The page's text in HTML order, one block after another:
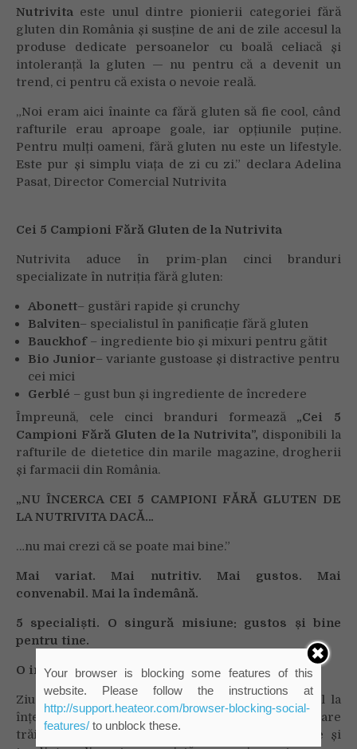
Nutrivita este unul dintre pionierii categoriei fără
gluten din România și susține de ani de zile accesul la
produse dedicate persoanelor cu boală celiacă și
intoleranță la gluten — nu pentru că a devenit un
trend, ci pentru că exista o nevoie reală.
„Noi eram aici înainte ca fără gluten să fie cool, când
rafturile erau aproape goale, iar opțiunile puține.
Pentru mulți oameni, fără gluten nu este un lifestyle.
Este pur și simplu viața de zi cu zi.” declara Adelina
Pasat, Director Comercial Nutrivita
Cei 5 Campioni Fără Gluten de la Nutrivita
Nutrivita aduce în prim-plan cinci branduri
specializate în nutriția fără gluten:
Abonett– gustări rapide și crunchy
Balviten– specialistul în panificație fără gluten
Bauckhof – ingrediente bio și mixuri pentru gătit
Bio Junior– variante gustoase și distractive pentru
cei mici
Gerblé – gust bun și ingrediente de încredere
Împreună, cele cinci branduri formează „Cei 5
Campioni Fără Gluten de la Nutrivita”, disponibili la
rafturile de dietetice din marile magazine, drogherii
și farmacii din România.
„NU ÎNCERCA CEI 5 CAMPIONI FĂRĂ GLUTEN DE
LA NUTRIVITA DACĂ…
…nu mai crezi că se poate mai bine.”
Mai variat. Mai nutritiv. Mai gustos. Mai
convenabil. Mai la îndemână.
5 specialiști. O singură misiune: gustos și bine
pentru tine.
O invitație la empatie și informare
Ziua Internațională a Bolii Celiace este și un apel la
înțelegere și solidaritate față de persoanele care
trăiesc cu această afecțiune. Dincolo de etichete și
Your browser is blocking some features of this
website. Please follow the instructions at
http://support.heateor.com/browser-blocking-social-
features/to unblock these.